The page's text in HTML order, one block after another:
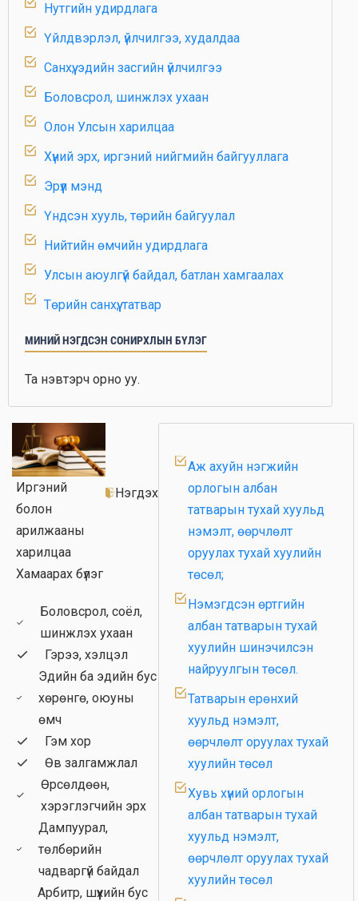
Нутгийн удирдлага
Үйлдвэрлэл, үйлчилгээ, худалдаа
Санхүү, эдийн засгийн үйлчилгээ
Боловсрол, шинжлэх ухаан
Олон Улсын харилцаа
Хүний эрх, иргэний нийгмийн байгууллага
Эрүүл мэнд
Үндсэн хууль, төрийн байгуулал
Нийтийн өмчийн удирдлага
Улсын аюулгүй байдал, батлан хамгаалах
Төрийн санхүү, татвар
Газар зохион байгуулалт, хот төлөвлөлт
Дэд бүтэц
Тээвэр, логистик
Цахим технологи, харилцаа холбоо
Олон улсын эдийн засгийн үйл ажиллагаа,
гааль
Хүрээлэн буй орчин
Соёл, урлаг
Хууль зүйн алба
Гэмт хэрэг, зөрчил
Хаалттай
МИНИЙ НЭГДСЭН СОНИРХЛЫН БҮЛЭГ
Та нэвтэрч орно уу.
Иргэний
болон
арилжааны
харилцаа
Нэгдэх
Хамаарах бүлэг
Боловсрол, соёл,
шинжлэх ухаан
Гэрээ, хэлцэл
Эдийн ба эдийн бус
хөрөнгө, оюуны
өмч
Гэм хор
Өв залгамжлал
Өрсөлдөөн,
хэрэглэгчийн эрх
Дампуурал,
төлбөрийн
чадваргүй байдал
Арбитр, шүүхийн бус
Аж ахуйн нэгжийн
орлогын албан
татварын тухай хуульд
нэмэлт, өөрчлөлт
оруулах тухай хуулийн
төсөл;
Нэмэгдсэн өртгийн
албан татварын тухай
хуулийн шинэчилсэн
найруулгын төсөл.
Татварын ерөнхий
хуульд нэмэлт,
өөрчлөлт оруулах тухай
хуулийн төсөл
Хувь хүний орлогын
албан татварын тухай
хуульд нэмэлт,
өөрчлөлт оруулах тухай
хуулийн төсөл